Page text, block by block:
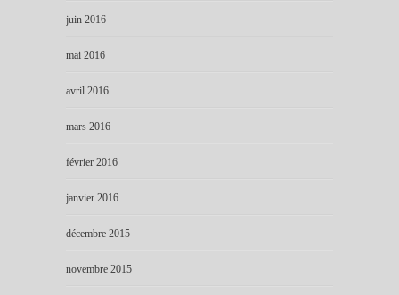
juin 2016
mai 2016
avril 2016
mars 2016
février 2016
janvier 2016
décembre 2015
novembre 2015